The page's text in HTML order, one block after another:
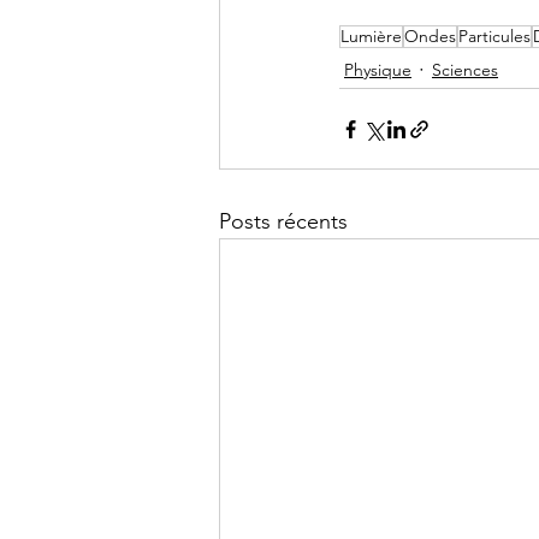
LumièreOndesParticules
Physique
Sciences
Posts récents